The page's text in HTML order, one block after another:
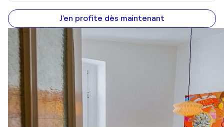
J'en profite dès maintenant